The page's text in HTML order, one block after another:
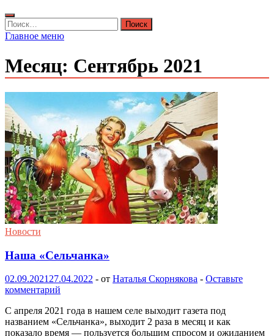
Найти:
Главное меню
Месяц: Сентябрь 2021
Новости
Наша «Сельчанка»
02.09.2021 27.04.2022 - от Наталья Скорнякова - Оставьте
комментарий
С апреля 2021 года в нашем селе выходит газета под
названием «Сельчанка», выходит 2 раза в месяц и как
показало время — пользуется большим спросом и ожиданием